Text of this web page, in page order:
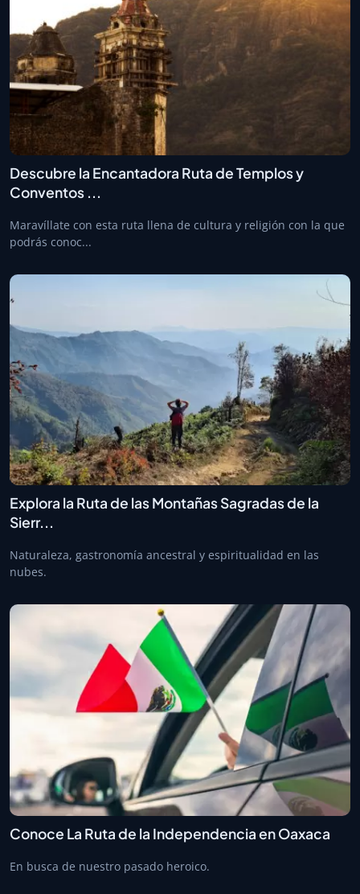
Descubre la Encantadora Ruta de Templos y
Conventos ...
Maravíllate con esta ruta llena de cultura y religión con la que
podrás conoc...
Explora la Ruta de las Montañas Sagradas de la
Sierr...
Naturaleza, gastronomía ancestral y espiritualidad en las
nubes.
Conoce La Ruta de la Independencia en Oaxaca
En busca de nuestro pasado heroico.